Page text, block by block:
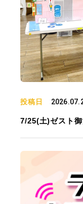
投稿日
7/25(土)ゼスト